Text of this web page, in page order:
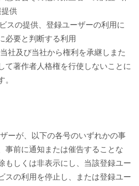
提供
スの提供、登録ユーザーの利用に
必要と判断する利用
社及び当社から権利を承継しまた
て著作者人格権を行使しないことに
。
ーが、以下の各号のいずれかの事
事前に通知または催告することな
もしくは非表示にし、当該登録ユー
スの利用を停止し、または登録ユー